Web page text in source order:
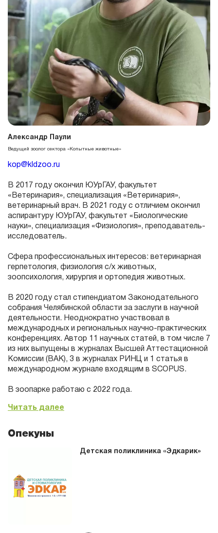
Александр Паули
Ведущий зоолог сектора «Копытные животные»
kop@kldzoo.ru
В 2017 году окончил ЮУрГАУ, факультет
«Ветеринария», специализация «Ветеринария»,
ветеринарный врач. В 2021 году с отличием окончил
аспирантуру ЮУрГАУ, факультет «Биологические
науки», специализация «Физиология», преподаватель-
исследователь.
Сфера профессиональных интересов: ветеринарная
герпетология, физиология с/х животных,
зоопсихология, хирургия и ортопедия животных.
В 2020 году стал стипендиатом Законодательного
собрания Челябинской области за заслуги в научной
деятельности. Неоднократно участвовал в
международных и региональных научно-практических
конференциях. Автор 11 научных статей, в том числе 7
из них выпущены в журналах Высшей Аттестационной
Комиссии (ВАК), 3 в журналах РИНЦ и 1 статья в
международном журнале входящим в SCOPUS.
В зоопарке работаю с 2022 года.
Читать далее
Опекуны
Детская поликлиника «Эдкарик»